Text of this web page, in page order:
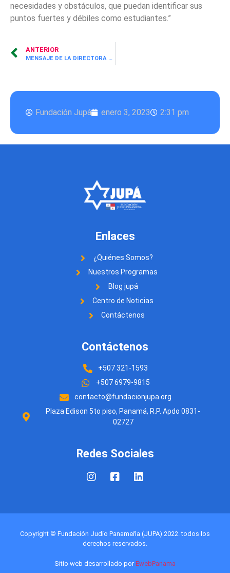
necesidades y obstáculos, que puedan identificar sus
puntos fuertes y débiles como estudiantes.”
ANTERIOR
MENSAJE DE LA DIRECTORA EJECUTIVA DE FUNDACIÓN JUPÁ
Fundación Jupá enero 3, 2023 2:31 pm
Enlaces
¿Quiénes Somos?
Nuestros Programas
Blog jupá
Centro de Noticias
Contáctenos
Contáctenos
+507 321-1593
+507 6979-9815
contacto@fundacionjupa.org
Plaza Edison 5to piso, Panamá, R.P. Apdo 0831-
02727
Redes Sociales
Copyright © Fundación Judío Panameña (JUPA) 2022. todos los
derechos reservados.
Sitio web desarrollado porEwebPanama